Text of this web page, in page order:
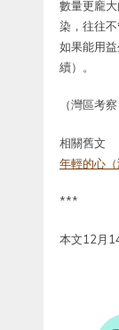
數量更龐
染，往往
如果能用
續）。
（灣區考
相關舊文
年輕的心（
***
本文12月